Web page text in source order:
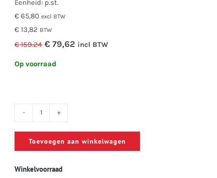
Eenheid: p.st.
€ 65,80 excl BTW
€ 13,82 BTW
€ 159.24 € 79,62 incl BTW
Op voorraad
Ø
230
700
Toevoegen aan winkelwagen
Winkelvoorraad